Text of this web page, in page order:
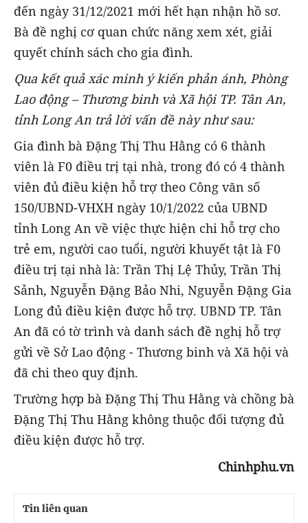
đến ngày 31/12/2021 mới hết hạn nhận hồ sơ.
Bà đề nghị cơ quan chức năng xem xét, giải
quyết chính sách cho gia đình.
Qua kết quả xác minh ý kiến phản ánh, Phòng
Lao động – Thương binh và Xã hội TP. Tân An,
tỉnh Long An trả lời vấn đề này như sau:
Gia đình bà Đặng Thị Thu Hằng có 6 thành
viên là F0 điều trị tại nhà, trong đó có 4 thành
viên đủ điều kiện hỗ trợ theo Công văn số
150/UBND-VHXH ngày 10/1/2022 của UBND
tỉnh Long An về việc thực hiện chi hỗ trợ cho
trẻ em, người cao tuổi, người khuyết tật là F0
điều trị tại nhà là: Trần Thị Lệ Thủy, Trần Thị
Sảnh, Nguyễn Đặng Bảo Nhi, Nguyễn Đặng Gia
Long đủ điều kiện được hỗ trợ. UBND TP. Tân
An đã có tờ trình và danh sách đề nghị hỗ trợ
gửi về Sở Lao động - Thương binh và Xã hội và
đã chi theo quy định.
Trường hợp bà Đặng Thị Thu Hằng và chồng bà
Đặng Thị Thu Hằng không thuộc đối tượng đủ
điều kiện được hỗ trợ.
Chinhphu.vn
Tin liên quan